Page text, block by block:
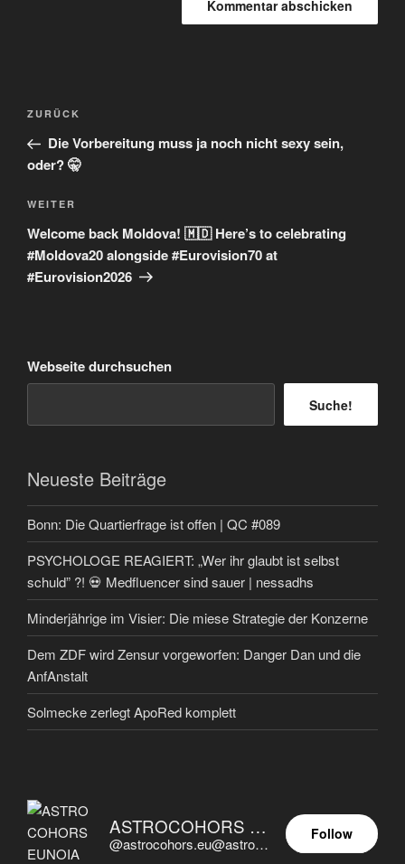
Beitragsnavigation
Vorheriger
Beitrag
ZURÜCK
Die Vorbereitung muss ja noch nicht sexy sein,
oder? 🤫
Nächster
Beitrag
WEITER
Welcome back Moldova! 🇲🇩 Here’s to celebrating
#Moldova20 alongside #Eurovision70 at
#Eurovision2026
Webseite durchsuchen
Suche!
Neueste Beiträge
Bonn: Die Quartierfrage ist offen | QC #089
PSYCHOLOGE REAGIERT: „Wer ihr glaubt ist selbst
schuld” ?! 💀 Medfluencer sind sauer | nessadhs
Minderjährige im Visier: Die miese Strategie der Konzerne
Dem ZDF wird Zensur vorgeworfen: Danger Dan und die
AnfAnstalt
Solmecke zerlegt ApoRed komplett
ASTROCOHORS EUNOIA ULTIMA
@astrocohors.eu@astrocohors.eu
Follow